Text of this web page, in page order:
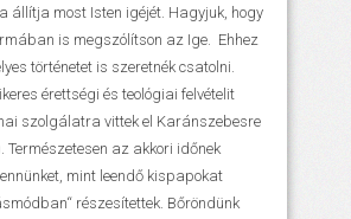
állítja most Isten igéjét. Hagyjuk, hogy
is megszólítson az Ige. Ehhez
történetet is szeretnék csatolni.
érettségi és teológiai felvételit
szolgálatra vittek el Karánszebesre
Természetesen az akkori időnek
mint leendő kispapokat
részesítettek. Bőröndünk